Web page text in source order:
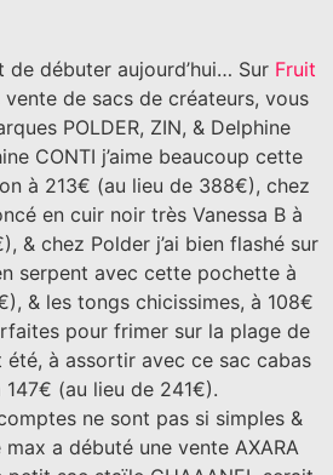
de débuter aujourd’hui… Sur Fruit
vente de sacs de créateurs, vous
POLDER, ZIN, & Delphine
CONTI j’aime beaucoup cette
à 213€ (au lieu de 388€), chez
en cuir noir très Vanessa B à
& chez Polder j’ai bien flashé sur
serpent avec cette pochette à
& les tongs chicissimes, à 108€
pour frimer sur la plage de
à assortir avec ce sac cabas
(au lieu de 241€).
ne sont pas si simples &
a débuté une vente AXARA